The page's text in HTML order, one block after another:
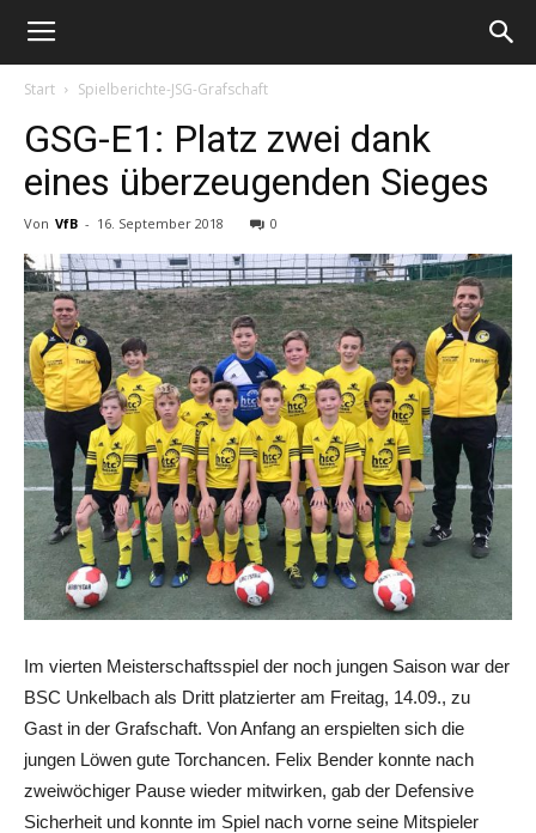
Start Spielberichte-JSG-Grafschaft
GSG-E1: Platz zwei dank
eines überzeugenden Sieges
Von VfB - 16. September 2018 0
Im vierten Meisterschaftsspiel der noch jungen Saison war der
BSC Unkelbach als Dritt platzierter am Freitag, 14.09., zu
Gast in der Grafschaft. Von Anfang an erspielten sich die
jungen Löwen gute Torchancen. Felix Bender konnte nach
zweiwöchiger Pause wieder mitwirken, gab der Defensive
Sicherheit und konnte im Spiel nach vorne seine Mitspieler